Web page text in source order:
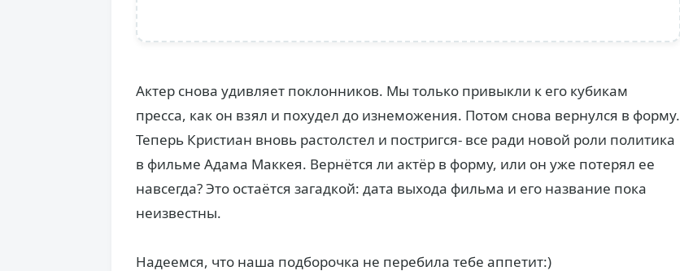
Актер снова удивляет поклонников. Мы только привыкли к его кубикам
пресса, как он взял и похудел до изнеможения. Потом снова вернулся в форму.
Теперь Кристиан вновь растолстел и постригся- все ради новой роли политика
в фильме Адама Маккея. Вернётся ли актёр в форму, или он уже потерял ее
навсегда? Это остаётся загадкой: дата выхода фильма и его название пока
неизвестны.
Надеемся, что наша подборочка не перебила тебе аппетит:)